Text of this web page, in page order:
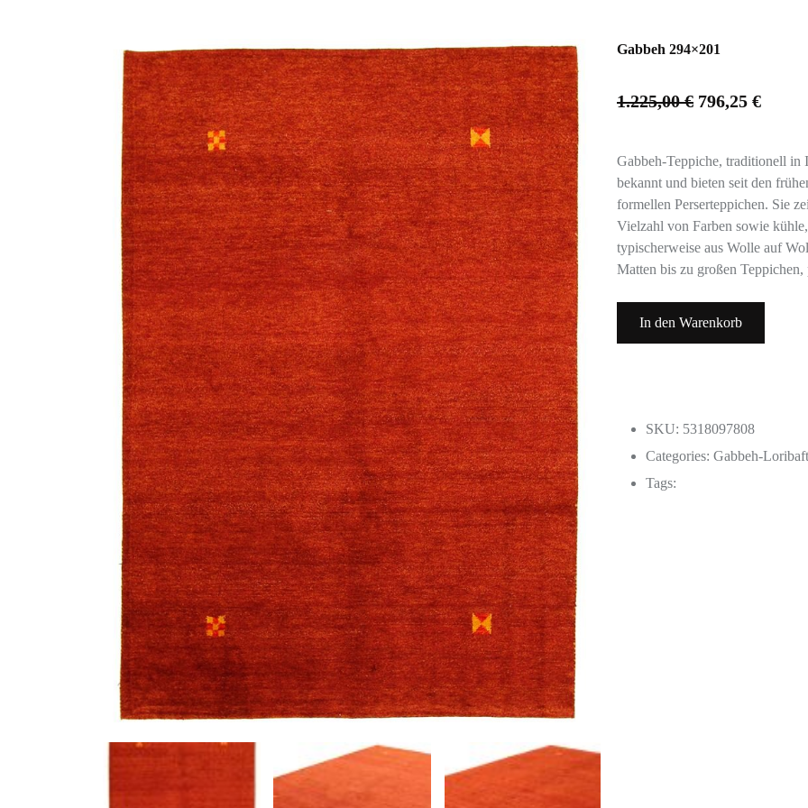
Gabbeh 294×201
1.225,00€ 796,25 €
Gabbeh-Teppiche, traditionell in
bekannt und bieten seit den
formellen Perserteppichen. Sie
Vielzahl von Farben sowie
typischerweise aus Wolle auf
Matten bis zu großen
In den Warenkorb
SKU: 5318097808
Categories: Gabbeh-Loribaft
Tags: